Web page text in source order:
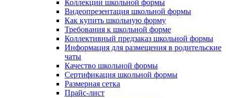
Коллекции школьной формы
Видеопрезентация школьной формы
Как купить школьную форму
Требования к школьной форме
Коллективный предзаказ школьной формы
Информация для размещения в родительские
чаты
Качество школьной формы
Сертификация школьной формы
Размерная сетка
Прайс-лист